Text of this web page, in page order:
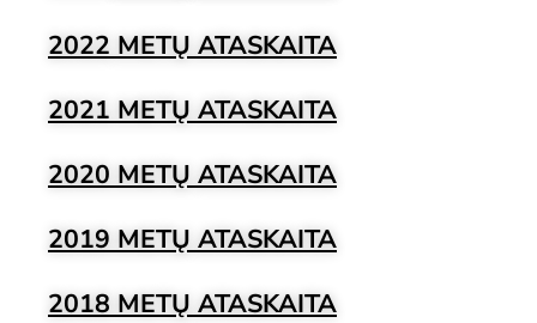
2022 METŲ ATASKAITA
2021 METŲ ATASKAITA
2020 METŲ ATASKAITA
2019 METŲ ATASKAITA
2018 METŲ ATASKAITA